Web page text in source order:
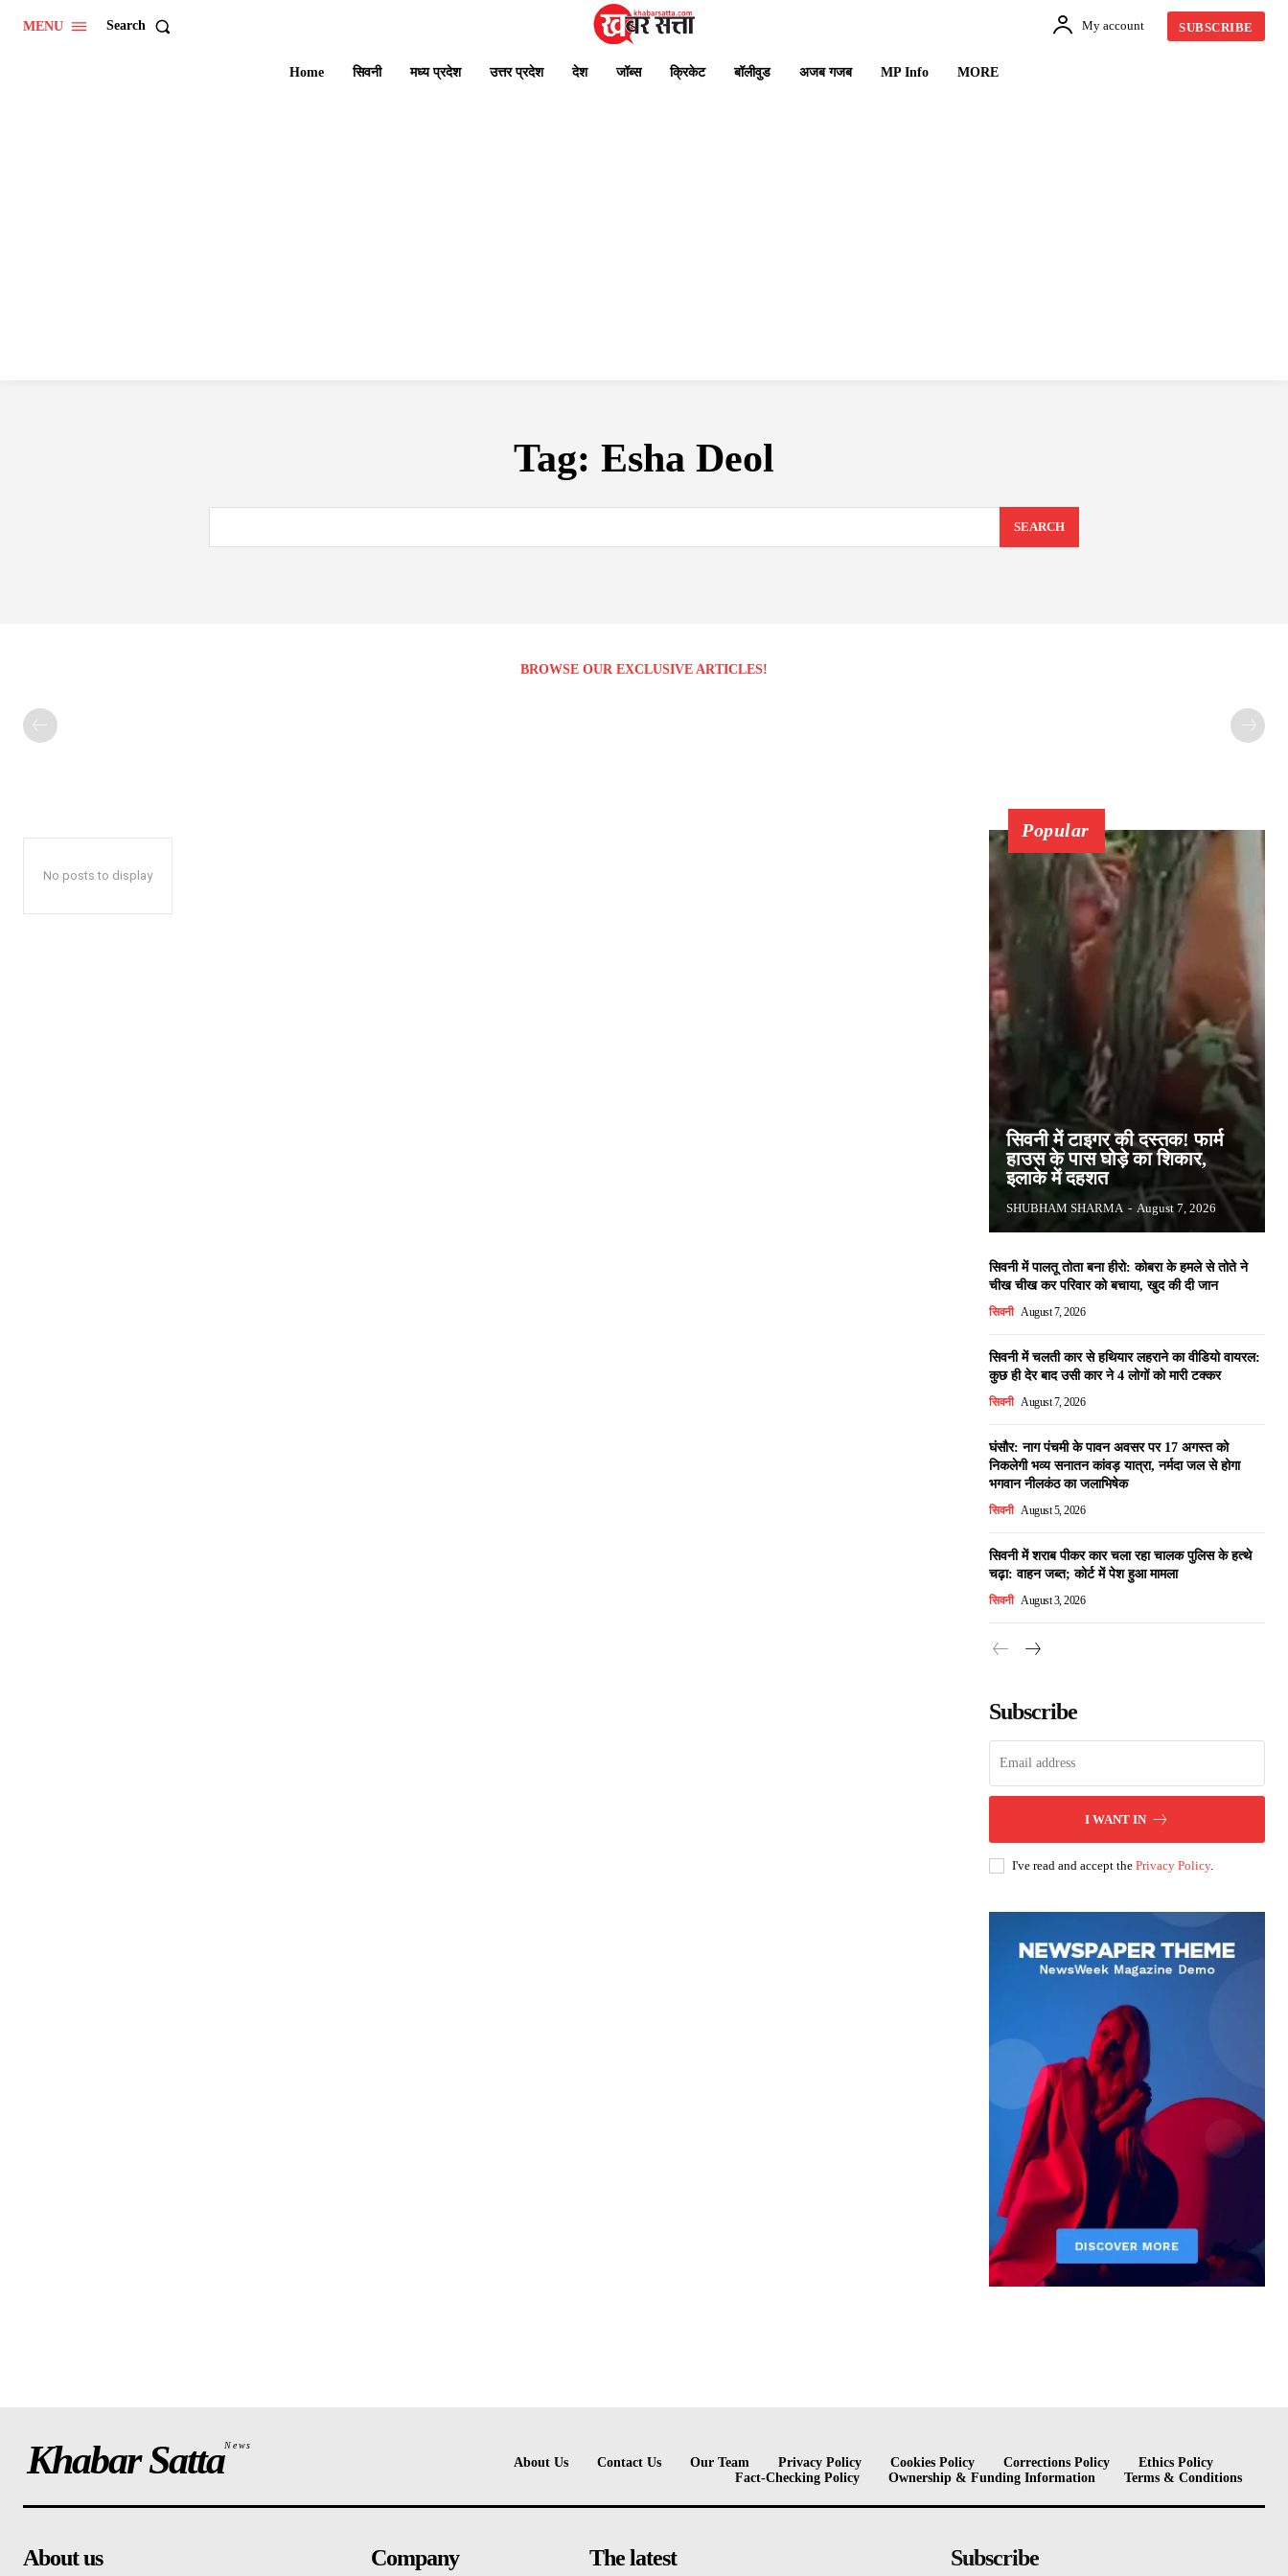
MENU Search My account SUBSCRIBE
Home सिवनी मध्य प्रदेश उत्तर प्रदेश देश जॉब्स क्रिकेट बॉलीवुड अजब गजब MP Info MORE
Tag: Esha Deol
SEARCH
BROWSE OUR EXCLUSIVE ARTICLES!
No posts to display
Popular
सिवनी में टाइगर की दस्तक! फार्म
हाउस के पास घोड़े का शिकार,
इलाके में दहशत
SHUBHAM SHARMA - August 7, 2026
सिवनी में पालतू तोता बना हीरो: कोबरा के हमले से तोते ने
चीख चीख कर परिवार को बचाया, खुद की दी जान
सिवनी August 7, 2026
सिवनी में चलती कार से हथियार लहराने का वीडियो वायरल:
कुछ ही देर बाद उसी कार ने 4 लोगों को मारी टक्कर
सिवनी August 7, 2026
घंसौर: नाग पंचमी के पावन अवसर पर 17 अगस्त को
निकलेगी भव्य सनातन कांवड़ यात्रा, नर्मदा जल से होगा
भगवान नीलकंठ का जलाभिषेक
सिवनी August 5, 2026
सिवनी में शराब पीकर कार चला रहा चालक पुलिस के हत्थे
चढ़ा: वाहन जब्त; कोर्ट में पेश हुआ मामला
सिवनी August 3, 2026
Subscribe
I WANT IN
I've read and accept the Privacy Policy.
Khabar SattaNews
About Us Contact Us Our Team Privacy Policy Cookies Policy Corrections Policy
Ethics Policy
Fact-Checking Policy
Ownership & Funding Information Terms & Conditions
About us Company The latest Subscribe